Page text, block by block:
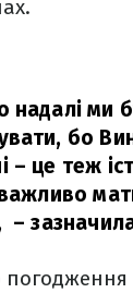
ми
бо
– це теж
–